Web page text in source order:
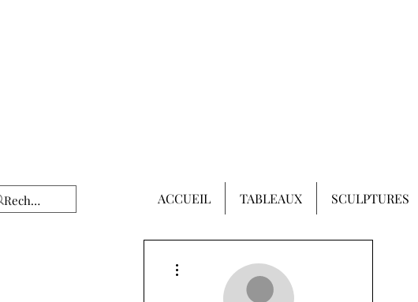
ACCUEIL TABLEAUX SCULPTURES